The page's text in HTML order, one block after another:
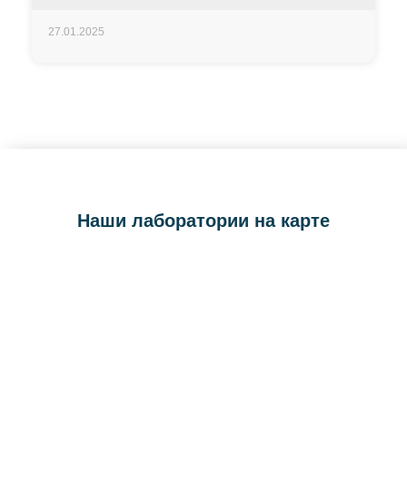
27.01.2025
Наши лаборатории на карте